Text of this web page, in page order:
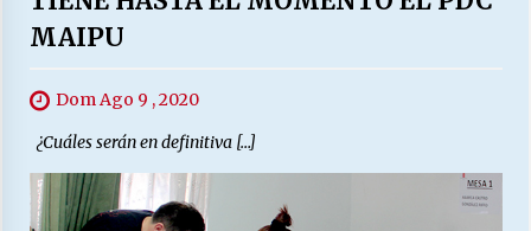
MAIPU
Dom Ago 9 , 2020
¿Cuáles serán en definitiva […]